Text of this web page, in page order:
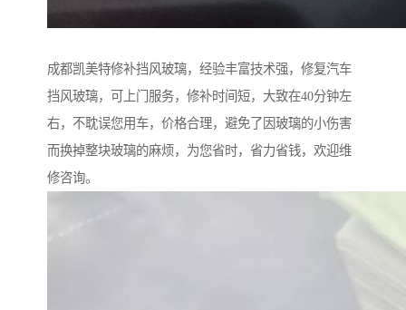
成都凯美特修补挡风玻璃，经验丰富技术强，修复汽车
挡风玻璃，可上门服务，修补时间短，大致在40分钟左
右，不耽误您用车，价格合理，避免了因玻璃的小伤害
而换掉整块玻璃的麻烦，为您省时，省力省钱，欢迎维
修咨询。